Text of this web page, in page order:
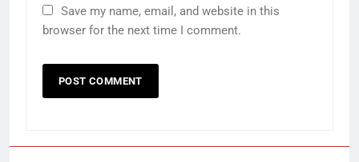
Save my name, email, and website in this
browser for the next time I comment.
उत्तर प्रदेश में गांवों में बढ़ेंगी सुविधाएं: 67%
बढ़ा पंचायतों का बजट